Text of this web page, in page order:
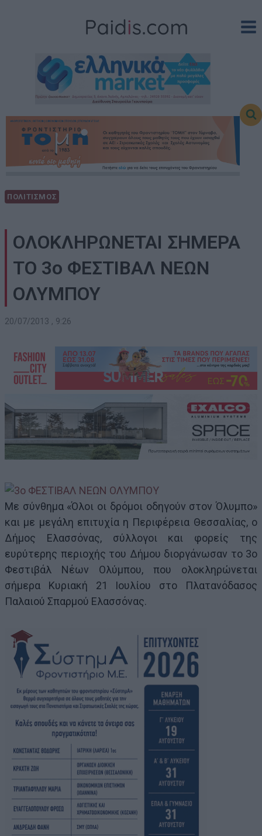
ΠΟΛΙΤΙΣΜΟΣ
ΟΛΟΚΛΗΡΩΝΕΤΑΙ ΣΗΜΕΡΑ
ΤΟ 3ο ΦΕΣΤΙΒΑΛ ΝΕΩΝ
ΟΛΥΜΠΟΥ
20/07/2013 , 9:26
Με σύνθημα «Όλοι οι δρόμοι οδηγούν στον Όλυμπο»
και με μεγάλη επιτυχία η Περιφέρεια Θεσσαλίας, o
Δήμος Ελασσόνας, σύλλογοι και φορείς της
ευρύτερης περιοχής του Δήμου διοργάνωσαν το 3ο
Φεστιβάλ Νέων Ολύμπου, που ολοκληρώνεται
σήμερα Κυριακή 21 Ιουλίου στο Πλατανόδασος
Παλαιού Σπαρμού Ελασσόνας.